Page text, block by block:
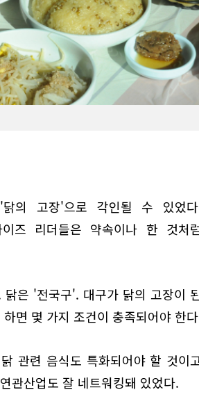
닭의 고장'으로 각인될 수 있었
즈 리더들은 약속이나 한 것처
은 '전국구'. 대구가 닭의 고장이
면 몇 가지 조건이 충족되어야 한
관련 음식도 특화되어야 할 것이
관산업도 잘 네트워킹돼 있었다.